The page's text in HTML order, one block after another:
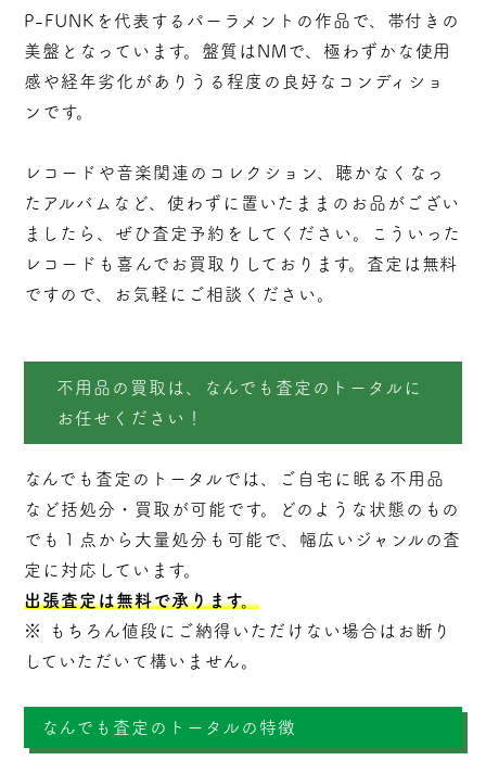
P-FUNKを代表するパーラメントの作品で、帯付きの
美盤となっています。盤質はNMで、極わずかな使用
感や経年劣化がありうる程度の良好なコンディショ
ンです。
レコードや音楽関連のコレクション、聴かなくなっ
たアルバムなど、使わずに置いたままのお品がござい
ましたら、ぜひ査定予約をしてください。こういった
レコードも喜んでお買取りしております。査定は無料
ですので、お気軽にご相談ください。
不用品の買取は、なんでも査定のトータルに
お任せください！
なんでも査定のトータルでは、ご自宅に眠る不用品
など括処分・ 買取 が可能です。どのような状態のもの
でも１点から大量処分も可能で、幅広いジャンルの査
定に対応しています。
出張査定は無料で承ります。
※ もちろん値段にご納得いただけない場合はお断り
していただいて構いません。
なんでも査定のトータルの特徴